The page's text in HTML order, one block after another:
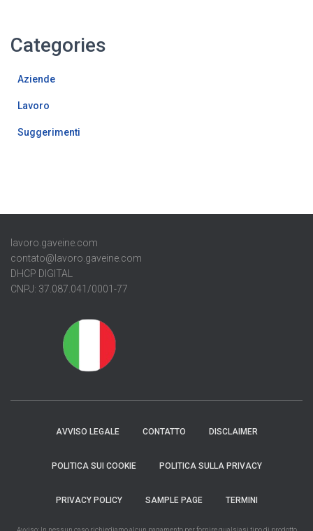
Categories
Aziende
Lavoro
Suggerimenti
lavoro.gaveine.com
contato@lavoro.gaveine.com
DHCP DIGITAL
CNPJ: 37.087.041/0001-77
AVVISO LEGALE CONTATTO DISCLAIMER
POLITICA SUI COOKIE POLITICA SULLA PRIVACY
PRIVACY POLICY SAMPLE PAGE TERMINI